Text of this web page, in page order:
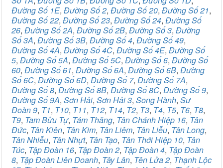
Đường Số 1E, Đường Số 2, Đường Số 20, Đường Số 21,
Đường Số 22, Đường Số 23, Đường Số 24, Đường Số
26, Đường Số 2A, Đường Số 2B, Đường Số 3, Đường
Số 3A, Đường Số 3B, Đường Số 4, Đường Số 49,
Đường Số 4A, Đường Số 4C, Đường Số 4E, Đường Số
5, Đường Số 5A, Đường Số 5C, Đường Số 6, Đường Số
60, Đường Số 61, Đường Số 6A, Đường Số 6B, Đường
Số 6C, Đường Số 6D, Đường Số 7, Đường Số 7A,
Đường Số 8, Đường Số 8B, Đường Số 8C, Đường Số 9,
Đường Số 9A, Sơn Hải, Sơn Hải 3, Song Hành, Sư
Đoàn 9, T1, T10, T11, T12, T14, T2, T3, T4, T5, T6, T8,
T9, Tam Bửu Tự, Tám Thăng, Tân Chánh Hiệp 16, Tân
Đức, Tân Kiên, Tân Kim, Tân Liêm, Tân Liễu, Tân Long,
Tân Nhiễu, Tân Nhựt, Tân Tạo, Tân Thới Hiệp 10, Tân
Túc, Tập Đoàn 16, Tập Đoàn 2, Tập Đoàn 4, Tập Đoàn
8, Tập Đoàn Liên Doanh, Tây Lân, Tên Lửa 2, Thạnh Lộc